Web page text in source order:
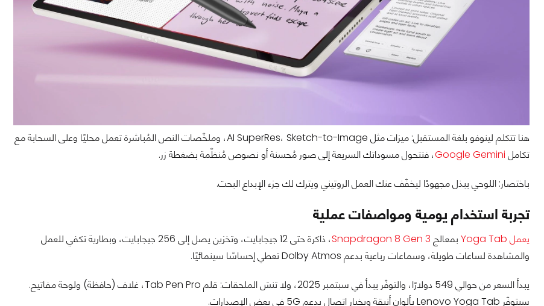
هنا تتكلم لينوفو بلغة المستقبل: ميزات مثل AI SuperRes، Sketch-to-Image، وملخّصات النص المُباشرة تعمل محليًا وعلى السحابة مع
تكامل Google Gemini، فتتحول مسوداتك السريعة إلى صور مُحسنة أو نصوص مُنظّمة بضغطة زر.
باختصار: اللوحي يبذل مجهودًا ليخفّف عنك العمل الروتيني ويترك لك جزء الإبداع البحت.
تجربة استخدام يومية ومواصفات عملية
يعمل Yoga Tab بمعالج Snapdragon 8 Gen 3
، ذاكرة حتى 12 جيجابايت، وتخزين يصل إلى 256 جيجابايت، وبطارية تكفي للعمل
والمشاهدة لساعات طويلة، وسماعات رباعية بدعم Dolby Atmos تعطي إحساسًا سينمائيًا.
يبدأ السعر من حوالي 549 دولارًا، والتوفّر يبدأ في سبتمبر 2025، ولا تنسَ الملحقات: قلم Tab Pen Pro، غلاف (حافظة) ولوحة مفاتيح.
سيتوفّر Lenovo Yoga Tab بألوانٍ أنيقة وبخيار اتصال يدعم 5G في بعض الإصدارات.